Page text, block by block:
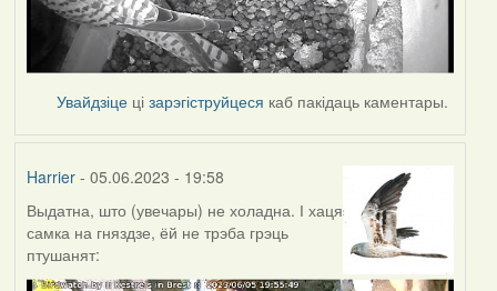
Увайдзіце цізарэгіструйцеся каб пакідаць каментары.
Harrier- 05.06.2023 - 19:58
Выдатна, што (увечары) не холадна. І хаця
самка на гняздзе, ёй не трэба грэць
птушанят: